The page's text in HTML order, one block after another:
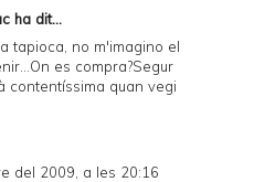
ha dit...
tapioca, no m'imagino el
es compra?Segur
contentíssima quan vegi
del 2009, a les 20:16